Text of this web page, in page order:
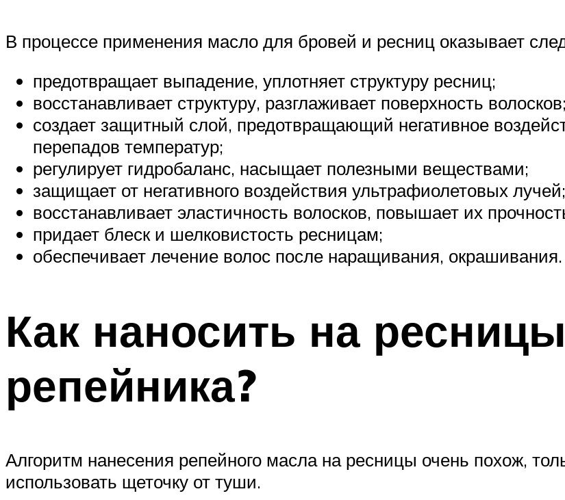
В процессе применения масло для бровей и ресниц оказывает
предотвращает выпадение, уплотняет структуру ресниц;
восстанавливает структуру, разглаживает поверхность волосков;
создает защитный слой, предотвращающий негативное
перепадов температур;
регулирует гидробаланс, насыщает полезными веществами;
защищает от негативного воздействия ультрафиолетовых лучей;
восстанавливает эластичность волосков, повышает их
придает блеск и шелковистость ресницам;
обеспечивает лечение волос после наращивания, окрашивания.
Как наносить на
репейника?
Алгоритм нанесения репейного масла на ресницы очень похож,
использовать щеточку от туши.